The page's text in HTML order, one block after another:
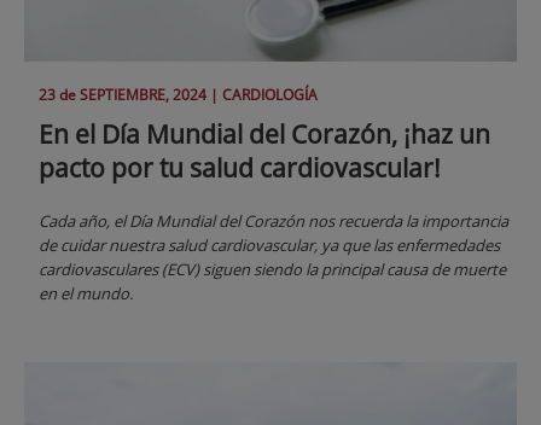
23 deSEPTIEMBRE, 2024 | CARDIOLOGÍA
En el Día Mundial del Corazón, ¡haz un
pacto por tu salud cardiovascular!
Cada año, el Día Mundial del Corazón nos recuerda la importancia
de cuidar nuestra salud cardiovascular, ya que las enfermedades
cardiovasculares (ECV) siguen siendo la principal causa de muerte
en el mundo.